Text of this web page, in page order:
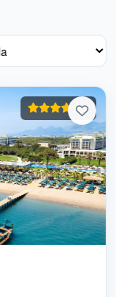
0
0
0
0
0
5